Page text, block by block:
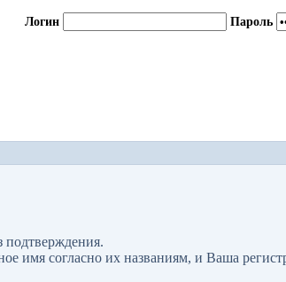
Логин Пароль
подтверждения.
имя согласно их названиям, и Ваша